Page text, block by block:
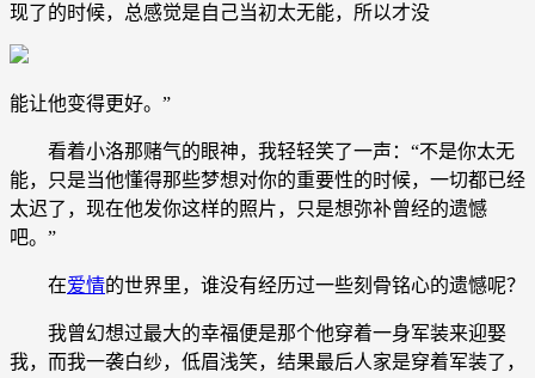
现了的时候，总感觉是自己当初太无能，所以才没
能让他变得更好。”
看着小洛那赌气的眼神，我轻轻笑了一声：“不是你太无
能，只是当他懂得那些梦想对你的重要性的时候，一切都已经
太迟了，现在他发你这样的照片，只是想弥补曾经的遗憾
吧。”
在爱情的世界里，谁没有经历过一些刻骨铭心的遗憾呢？
我曾幻想过最大的幸福便是那个他穿着一身军装来迎娶
我，而我一袭白纱，低眉浅笑，结果最后人家是穿着军装了，